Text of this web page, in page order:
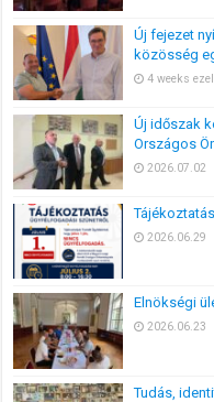
Új fejezet
közösség
4 weeks
Új időszak
Országos
2026.07.02
2026.06.29
Elnökségi
2026.06.23
Tudás,